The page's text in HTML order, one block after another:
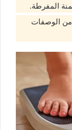
المفرطة.
من الوصفات